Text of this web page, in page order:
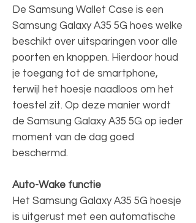
De Samsung Wallet Case is een
Samsung Galaxy A35 5G hoes welke
beschikt over uitsparingen voor alle
poorten en knoppen. Hierdoor houd
je toegang tot de smartphone,
terwijl het hoesje naadloos om het
toestel zit. Op deze manier wordt
de Samsung Galaxy A35 5G op ieder
moment van de dag goed
beschermd.
Auto-Wake functie
Het Samsung Galaxy A35 5G hoesje
is uitgerust met een automatische